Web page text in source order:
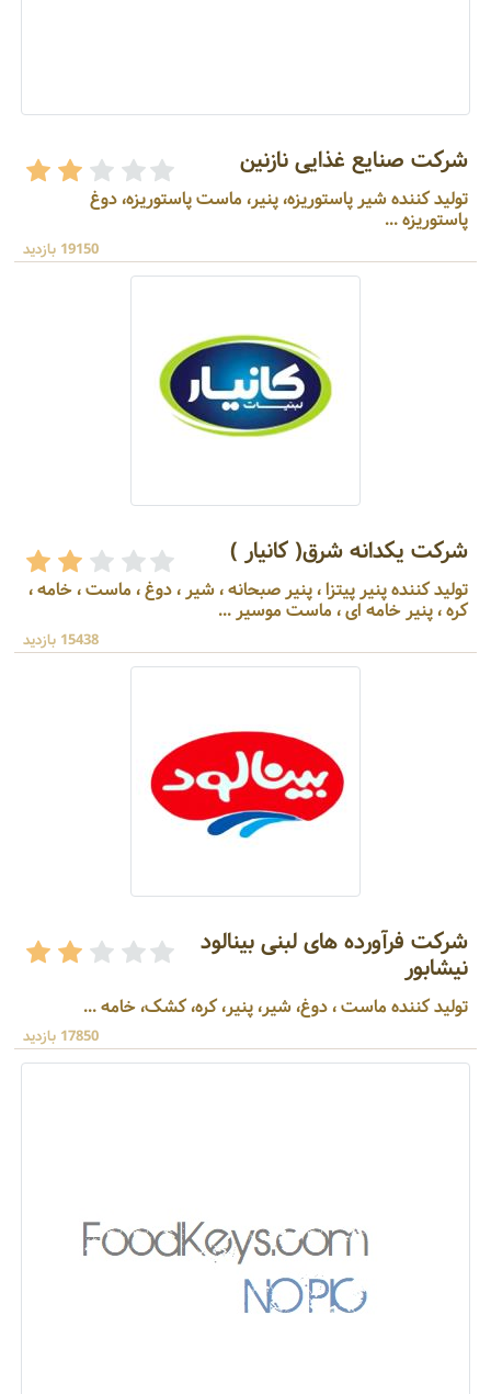
شرکت صنایع غذایی نازنین
تولید کننده شیر پاستوریزه، پنیر، ماست پاستوریزه، دوغ
پاستوریزه ...
19150 بازدید
شرکت یکدانه شرق( کانیار )
تولید کننده پنیر پیتزا ، پنیر صبحانه ، شیر ، دوغ ، ماست ، خامه ،
کره ، پنیر خامه ای ، ماست موسیر ...
15438 بازدید
شرکت فرآورده های لبنی بینالود
نیشابور
تولید کننده ماست ، دوغ، شیر، پنیر، کره، کشک، خامه ...
17850 بازدید